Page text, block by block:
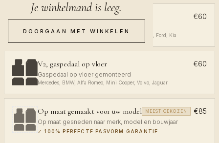
Je winkelmand is leeg.
DOORGAAN MET WINKELEN
V1, gaspedaal aan plafond €60
Volkswagen, Audi, Toyota, Opel, Peugeot, Renault, Ford, Kia
V2, gaspedaal op vloer €60
Gaspedaal op vloer gemonteerd
Mercedes, BMW, Alfa Romeo, Mini Cooper, Volvo, Jaguar
Op maat gemaakt voor uw model MEEST GEKOZEN €85
Op maat gesneden naar merk, model en bouwjaar
✓ 100% PERFECTE PASVORM GARANTIE